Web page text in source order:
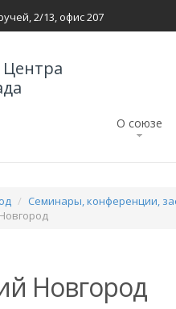
2/13, офис 207
О союзе
Семинары, конференции,
Новгород